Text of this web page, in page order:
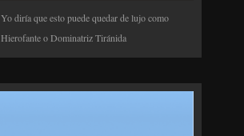
Yo diría que esto puede quedar de lujo como
Hierofante o Dominatriz Tiránida